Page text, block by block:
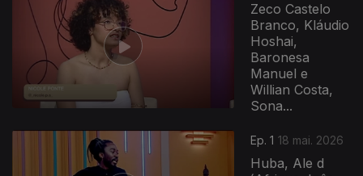
Zeco Castelo
Branco, Kláudio
Hoshai,
Baronesa
Manuel e
Willian Costa,
Sona...
Ep. 1 18 mai. 2026
Huba, Ale d